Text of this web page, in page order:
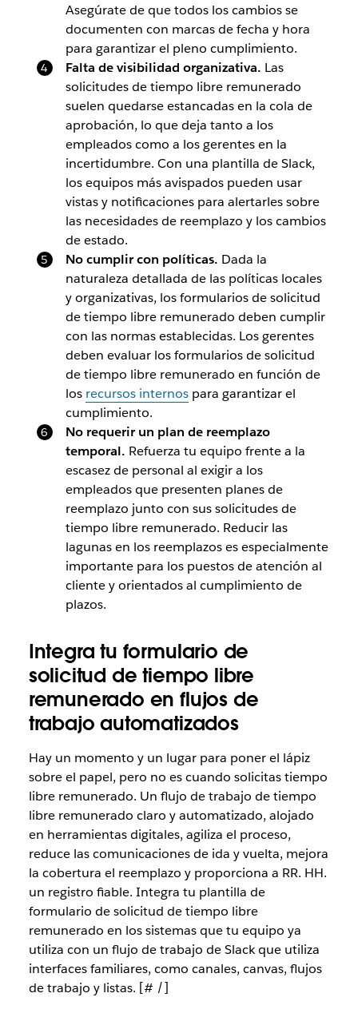
Asegúrate de que todos los cambios se
documenten con marcas de fecha y hora
para garantizar el pleno cumplimiento.
Falta de visibilidad organizativa. Las
solicitudes de tiempo libre remunerado
suelen quedarse estancadas en la cola de
aprobación, lo que deja tanto a los
empleados como a los gerentes en la
incertidumbre. Con una plantilla de Slack,
los equipos más avispados pueden usar
vistas y notificaciones para alertarles sobre
las necesidades de reemplazo y los cambios
de estado.
No cumplir con políticas. Dada la
naturaleza detallada de las políticas locales
y organizativas, los formularios de solicitud
de tiempo libre remunerado deben cumplir
con las normas establecidas. Los gerentes
deben evaluar los formularios de solicitud
de tiempo libre remunerado en función de
los recursos internospara garantizar el
cumplimiento.
No requerir un plan de reemplazo
temporal. Refuerza tu equipo frente a la
escasez de personal al exigir a los
empleados que presenten planes de
reemplazo junto con sus solicitudes de
tiempo libre remunerado. Reducir las
lagunas en los reemplazos es especialmente
importante para los puestos de atención al
cliente y orientados al cumplimiento de
plazos.
Integra tu formulario de
solicitud de tiempo libre
remunerado en flujos de
trabajo automatizados
Hay un momento y un lugar para poner el lápiz
sobre el papel, pero no es cuando solicitas tiempo
libre remunerado. Un flujo de trabajo de tiempo
libre remunerado claro y automatizado, alojado
en herramientas digitales, agiliza el proceso,
reduce las comunicaciones de ida y vuelta, mejora
la cobertura el reemplazo y proporciona a RR. HH.
un registro fiable. Integra tu plantilla de
formulario de solicitud de tiempo libre
remunerado en los sistemas que tu equipo ya
utiliza con un flujo de trabajo de Slack que utiliza
interfaces familiares, como canales, canvas, flujos
de trabajo y listas. [# /]